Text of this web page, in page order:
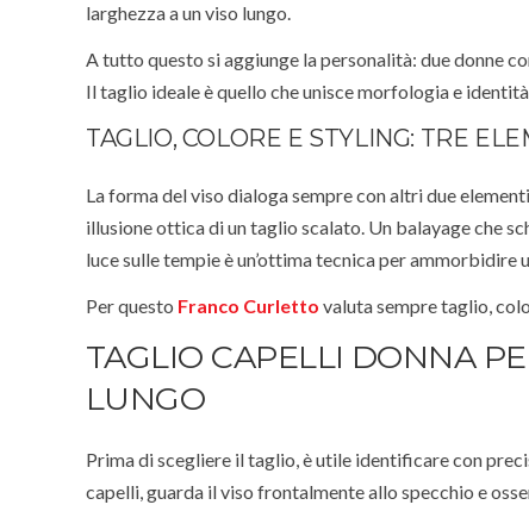
larghezza a un viso lungo.
A tutto questo si aggiunge la personalità: due donne
Il taglio ideale è quello che unisce morfologia e
TAGLIO, COLORE E STYLING: TRE
La forma del viso dialoga sempre con altri due
illusione ottica di un taglio scalato. Un balayage che
luce sulle tempie è un’ottima tecnica per ammorbidire
Per questo Franco Curletto valuta sempre taglio,
TAGLIO CAPELLI DONNA
LUNGO
Prima di scegliere il taglio, è utile identificare con
capelli, guarda il viso frontalmente allo specchio e